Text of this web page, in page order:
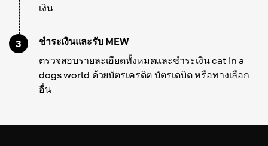
เงิน
3
ชำระเงินและรับ MEW
ตรวจสอบรายละเอียดทั้งหมดและชำระเงิน cat in a
dogs world ด้วยบัตรเครดิต บัตรเดบิต หรือทางเลือก
อื่น